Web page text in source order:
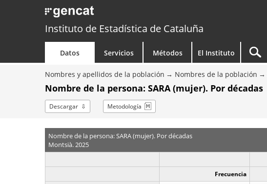
Instituto de Estadística de Cataluña
Datos Servicios Métodos El Instituto
Nombres y apellidos de la población Nombres de la población
Nombre de la persona: SARA (mujer). Por décadas
Descargar Metodología
Nombre de la persona: SARA (mujer). Por décadas
Montsià. 2025
Frecuencia